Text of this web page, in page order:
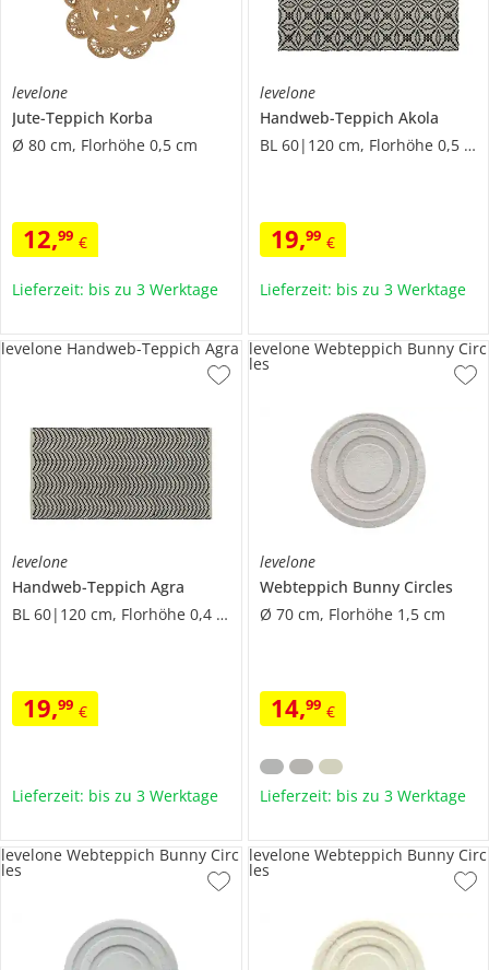
levelone
Jute-Teppich Korba
Ø 80 cm, Florhöhe 0,5 cm
12,99 €
Lieferzeit: bis zu 3 Werktage
levelone
Handweb-Teppich Akola
BL 60|120 cm, Florhöhe 0,5 cm
19,99 €
Lieferzeit: bis zu 3 Werktage
levelone
Handweb-Teppich Agra
BL 60|120 cm, Florhöhe 0,4 cm
19,99 €
levelone Handweb-Teppich Agra
Lieferzeit: bis zu 3 Werktage
levelone
Webteppich Bunny Circles
Ø 70 cm, Florhöhe 1,5 cm
14,99 €
levelone Webteppich Bunny Circ
les
Lieferzeit: bis zu 3 Werktage
levelone Webteppich Bunny Circ
les
levelone Webteppich Bunny Circ
les